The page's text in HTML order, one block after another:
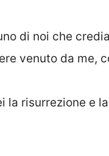
di noi che
venuto da me,
la risurrezione e